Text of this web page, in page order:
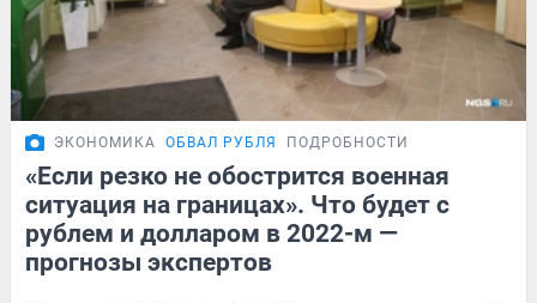
ЭКОНОМИКА ОБВАЛ РУБЛЯ ПОДРОБНОСТИ
«Если резко не обострится военная
ситуация на границах». Что будет с
рублем и долларом в 2022-м —
прогнозы экспертов